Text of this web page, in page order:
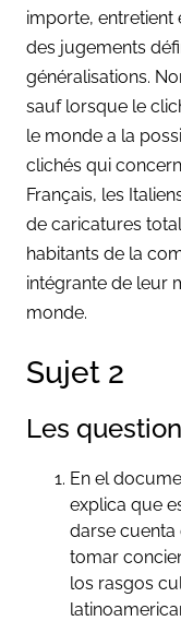
importe, entretient
des jugements
généralisations.
sauf lorsque le
le monde a la
clichés qui
Français, les
de caricatures
habitants de la
intégrante de leur
monde.
Sujet 2
Les
En el
explica que
darse cuenta
tomar
los rasgos